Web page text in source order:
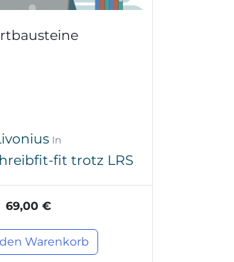
In
fit trotz LRS
69,00 €
Warenkorb